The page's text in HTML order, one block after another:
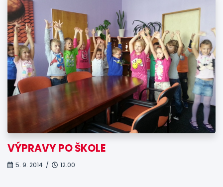
VÝPRAVY PO ŠKOLE
5. 9. 2014 / 12.00